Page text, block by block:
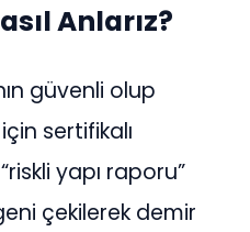
Anlarız?
güvenli olup
sertifikalı
yapı raporu”
çekilerek demir